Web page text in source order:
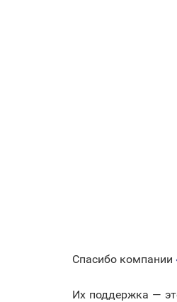
Спасибо компании
Их поддержка —